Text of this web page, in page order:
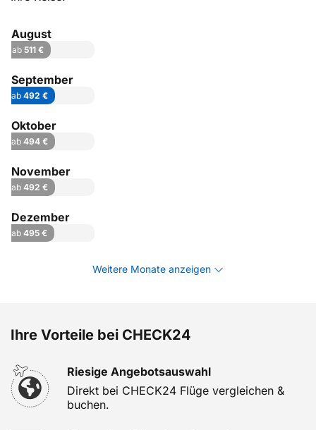
August
ab 511 €
September
ab 492 €
Oktober
ab 494 €
November
ab 492 €
Dezember
ab 495 €
Weitere Monate anzeigen
Ihre Vorteile bei CHECK24
Riesige Angebotsauswahl
Direkt bei CHECK24 Flüge vergleichen &
buchen.